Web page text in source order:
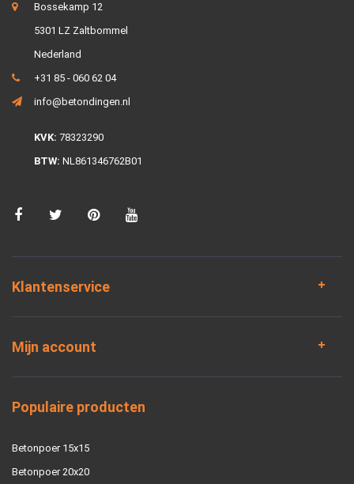
Bossekamp 12
5301 LZ Zaltbommel
Nederland
+31 85 - 060 62 04
info@betondingen.nl
KVK: 78323290
BTW: NL861346762B01
Klantenservice
Mijn account
Populaire producten
Betonpoer 15x15
Betonpoer 20x20